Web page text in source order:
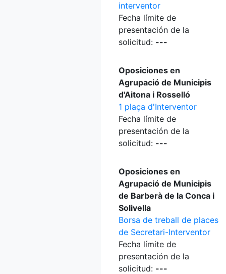
interventor
Fecha límite de
presentación de la
solicitud: ---
Oposiciones en
Agrupació de Municipis
d'Aitona i Rosselló
1 plaça d'Interventor
Fecha límite de
presentación de la
solicitud: ---
Oposiciones en
Agrupació de Municipis
de Barberà de la Conca i
Solivella
Borsa de treball de places
de Secretari-Interventor
Fecha límite de
presentación de la
solicitud: ---